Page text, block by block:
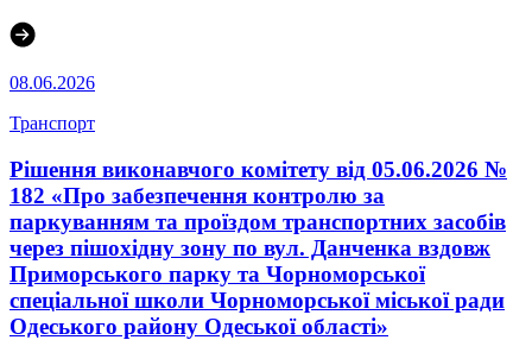
08.06.2026
Транспорт
Рішення виконавчого комітету від 05.06.2026 №
182 «Про забезпечення контролю за
паркуванням та проїздом транспортних засобів
через пішохідну зону по вул. Данченка вздовж
Приморського парку та Чорноморської
спеціальної школи Чорноморської міської ради
Одеського району Одеської області»